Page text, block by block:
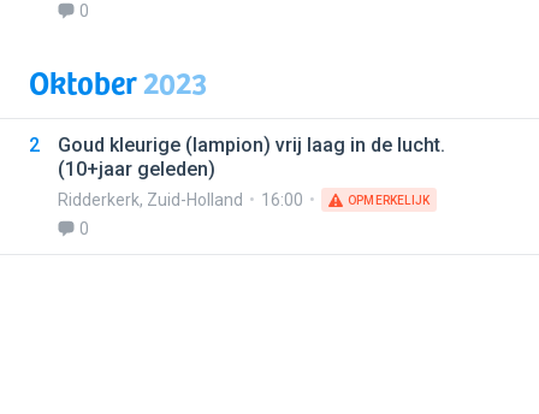
0
Oktober2023
2
Goud kleurige (lampion) vrij laag in de lucht.
(10+jaar geleden)
Ridderkerk, Zuid-Holland 16:00 OPMERKELIJK
0